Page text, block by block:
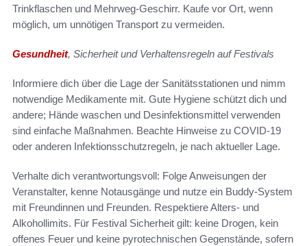
Trinkflaschen und Mehrweg-Geschirr. Kaufe vor Ort, wenn
möglich, um unnötigen Transport zu vermeiden.
Gesundheit, Sicherheit und Verhaltensregeln auf Festivals
Informiere dich über die Lage der Sanitätsstationen und nimm
notwendige Medikamente mit. Gute Hygiene schützt dich und
andere; Hände waschen und Desinfektionsmittel verwenden
sind einfache Maßnahmen. Beachte Hinweise zu COVID-19
oder anderen Infektionsschutzregeln, je nach aktueller Lage.
Verhalte dich verantwortungsvoll: Folge Anweisungen der
Veranstalter, kenne Notausgänge und nutze ein Buddy-System
mit Freundinnen und Freunden. Respektiere Alters- und
Alkohollimits. Für Festival Sicherheit gilt: keine Drogen, kein
offenes Feuer und keine pyrotechnischen Gegenstände, sofern